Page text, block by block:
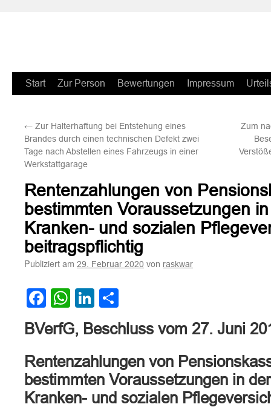
Zum
springen
Start Zur Person Bewertungen Impressum
← Zur Halterhaftung bei Entstehung eines
Brandes durch einen technischen Defekt zwei
Tage nach Abstellen eines Fahrzeugs in einer
Werkstattgarage
Zum
Rentenzahlungen von
bestimmten Voraussetzungen
Kranken- und sozialen
beitragspflichtig
Publiziert am 29. Februar 2020 von raskwar
Facebook
WhatsApp
LinkedIn
BVerfG, Beschluss vom 27. Juni
Rentenzahlungen von
bestimmten Voraussetzungen in
Kranken- und sozialen